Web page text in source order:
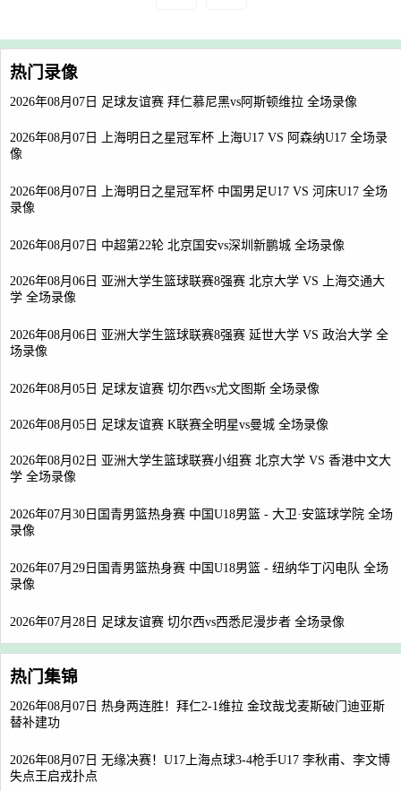
热门录像
2026年08月07日 足球友谊赛 拜仁慕尼黑vs阿斯顿维拉 全场录像
2026年08月07日 上海明日之星冠军杯 上海U17 VS 阿森纳U17 全场录
像
2026年08月07日 上海明日之星冠军杯 中国男足U17 VS 河床U17 全场
录像
2026年08月07日 中超第22轮 北京国安vs深圳新鹏城 全场录像
2026年08月06日 亚洲大学生篮球联赛8强赛 北京大学 VS 上海交通大
学 全场录像
2026年08月06日 亚洲大学生篮球联赛8强赛 延世大学 VS 政治大学 全
场录像
2026年08月05日 足球友谊赛 切尔西vs尤文图斯 全场录像
2026年08月05日 足球友谊赛 K联赛全明星vs曼城 全场录像
2026年08月02日 亚洲大学生篮球联赛小组赛 北京大学 VS 香港中文大
学 全场录像
2026年07月30日国青男篮热身赛 中国U18男篮 - 大卫·安篮球学院 全场
录像
2026年07月29日国青男篮热身赛 中国U18男篮 - 纽纳华丁闪电队 全场
录像
2026年07月28日 足球友谊赛 切尔西vs西悉尼漫步者 全场录像
热门集锦
2026年08月07日 热身两连胜！拜仁2-1维拉 金玟哉戈麦斯破门迪亚斯
替补建功
2026年08月07日 无缘决赛！U17上海点球3-4枪手U17 李秋甫、李文博
失点王启戎扑点